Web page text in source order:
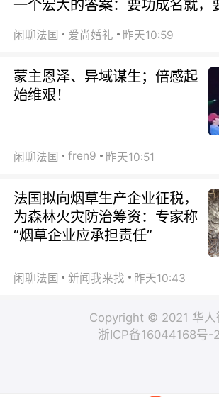
一个宏大的答案：要功成名就，
闲聊法国 爱尚婚礼 昨天10:59
蒙主恩泽、异域谋生；倍感起
始维艰！
闲聊法国 fren9 昨天10:51
法国拟向烟草生产企业征税，
为森林火灾防治筹资：专家称
“烟草企业应承担责任”
闲聊法国 新闻我来找 昨天10:43
Copyright © 2021 华人
浙ICP备16044168号-2